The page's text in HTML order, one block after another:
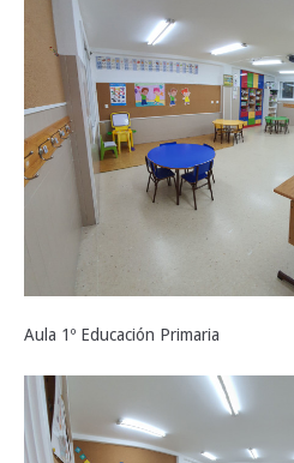
Aula 1º Educación Primaria